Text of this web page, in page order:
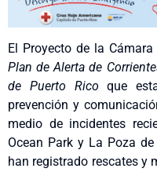
El Proyecto de la
Plan de Alerta de
de Puerto Rico que
prevención y
medio de incidentes
Ocean Park y La Poza
han registrado rescates y